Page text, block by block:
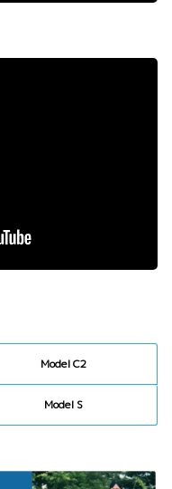
Model C2
Model S